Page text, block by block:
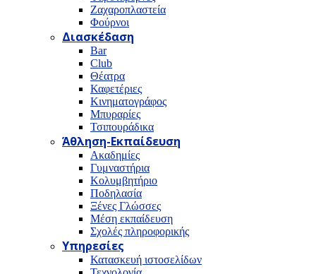
Ζαχαροπλαστεία
Φούρνοι
Διασκέδαση
Bar
Club
Θέατρα
Καφετέριες
Κινηματογράφος
Μπυραρίες
Τσιπουράδικα
Άθληση-Εκπαίδευση
Ακαδημίες
Γυμναστήρια
Κολυμβητήριο
Ποδηλασία
Ξένες Γλώσσες
Μέση εκπαίδευση
Σχολές πληροφορικής
Υπηρεσίες
Κατασκευή ιστοσελίδων